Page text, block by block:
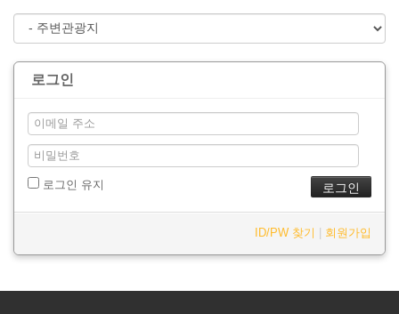
로그인
로그인 유지
ID/PW 찾기 회원가입